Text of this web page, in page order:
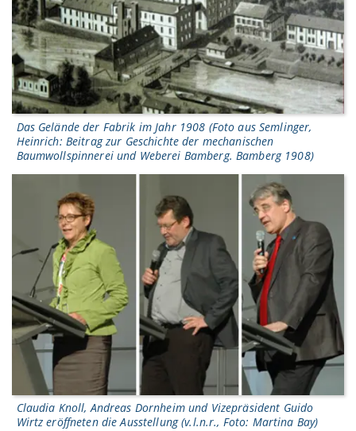
Das Gelände der Fabrik im Jahr 1908 (Foto aus Semlinger,
Heinrich: Beitrag zur Geschichte der mechanischen
Baumwollspinnerei und Weberei Bamberg. Bamberg 1908)
Claudia Knoll, Andreas Dornheim und Vizepräsident Guido
Wirtz eröffneten die Ausstellung (v.l.n.r., Foto: Martina Bay)